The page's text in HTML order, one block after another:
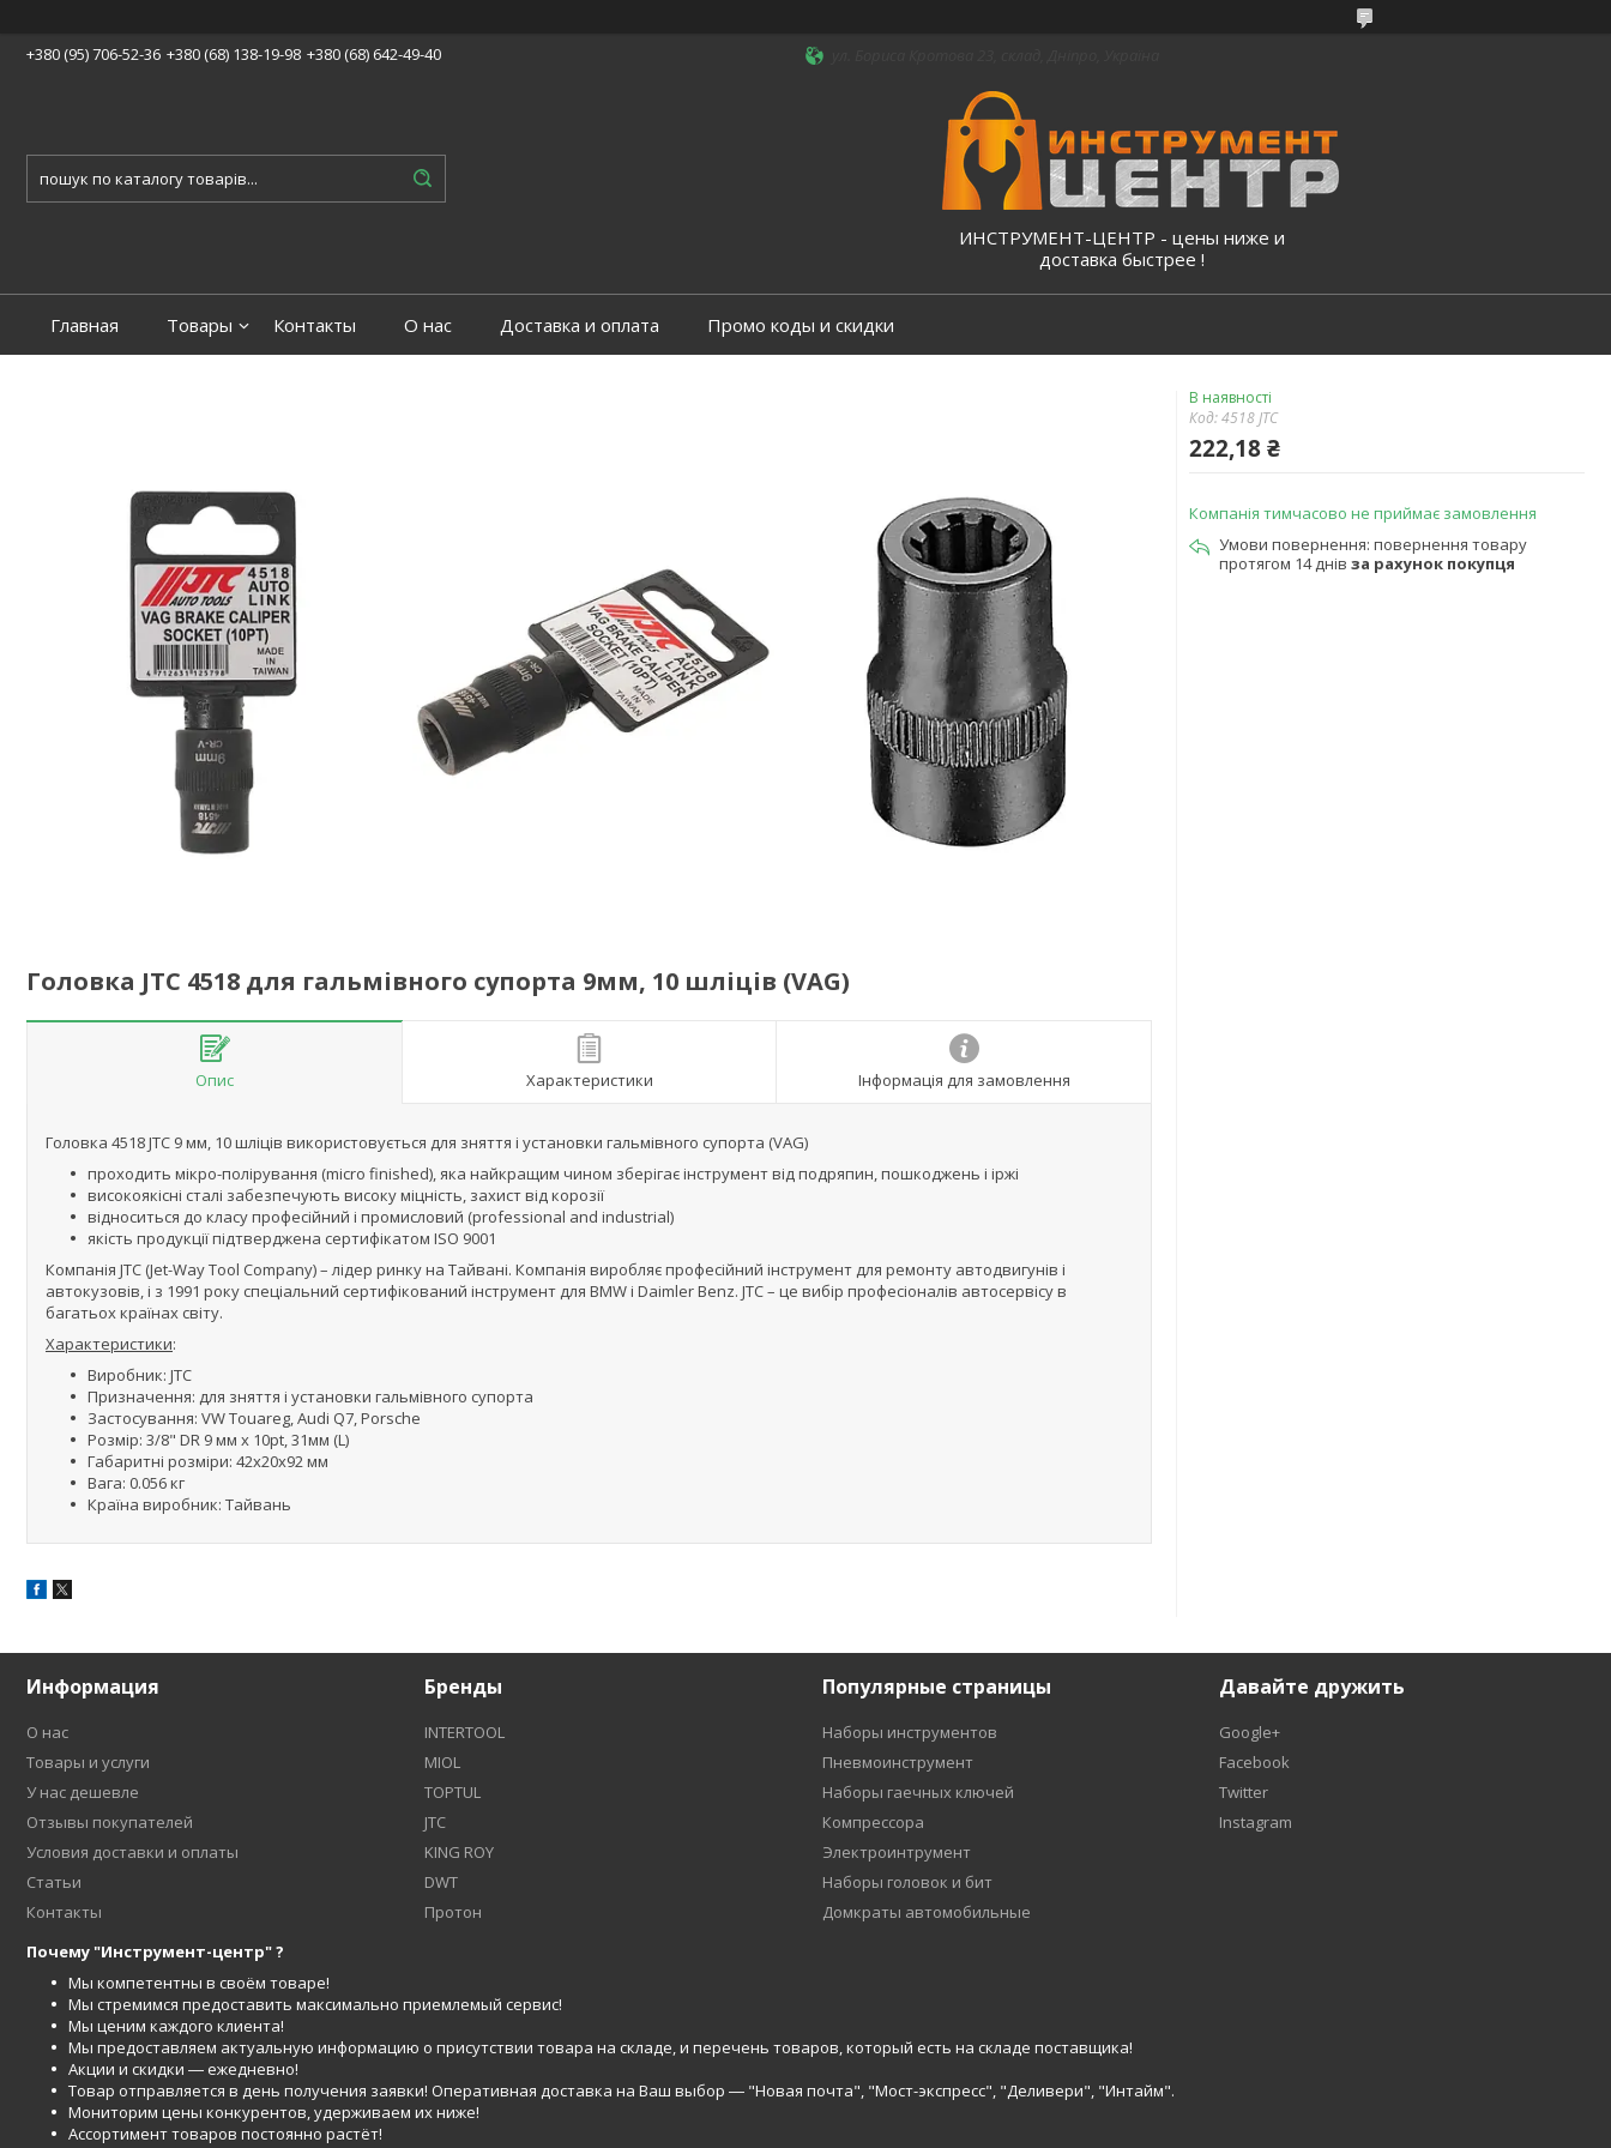
+380 (95) 706-52-36 +380 (68) 138-19-98 +380 (68) 642-49-40
ИНСТРУМЕНТ-ЦЕНТР - цены ниже и
доставка быстрее !
Главная Товары Контакты О нас Доставка и оплата Промо коды и скидки
Головка JTC 4518 для гальмівного супорта 9мм, 10 шліців (VAG)
Опис Характеристики Інформація для замовлення
Головка 4518 JTC 9 мм, 10 шліців використовується для зняття і установки гальмівного супорта (VAG)
проходить мікро-полірування (micro finished), яка найкращим чином зберігає інструмент від подряпин, пошкоджень і іржі
високоякісні сталі забезпечують високу міцність, захист від корозії
відноситься до класу професійний і промисловий (professional and industrial)
якість продукції підтверджена сертифікатом ISO 9001
Компанія JTC (Jet-Way Tool Company) – лідер ринку на Тайвані. Компанія виробляє професійний інструмент для ремонту автодвигунів і
автокузовів, і з 1991 року спеціальний сертифікований інструмент для BMW і Daimler Benz. JTC – це вибір професіоналів автосервісу в
багатьох країнах світу.
Характеристики:
Виробник: JTC
Призначення: для зняття і установки гальмівного супорта
Застосування: VW Touareg, Audi Q7, Porsche
Розмір: 3/8" DR 9 мм х 10pt, 31мм (L)
Габаритні розміри: 42x20x92 мм
Вага: 0.056 кг
Країна виробник: Тайвань
В наявності
Код:4518 JTC
222,18 ₴
Компанія тимчасово не приймає замовлення
повернення товару
протягом 14 днів за рахунок покупця
Информация
О нас
Товары и услуги
У нас дешевле
Отзывы покупателей
Условия доставки и оплаты
Статьи
Контакты
Бренды
INTERTOOL
MIOL
TOPTUL
JTC
KING ROY
DWT
Протон
Популярные страницы
Наборы инструментов
Пневмоинструмент
Наборы гаечных ключей
Компрессора
Электроинтрумент
Наборы головок и бит
Домкраты автомобильные
Давайте дружить
Google+
Facebook
Twitter
Instagram
Почему "Инструмент-центр" ?
Мы компетентны в своём товаре!
Мы стремимся предоставить максимально приемлемый сервис!
Мы ценим каждого клиента!
Мы предоставляем актуальную информацию о присутствии товара на складе, и перечень товаров, который есть на складе поставщика!
Акции и скидки ― ежедневно!
Товар отправляется в день получения заявки! Оперативная доставка на Ваш выбор ― "Новая почта", "Мост-экспресс", "Деливери", "Интайм".
Мониторим цены конкурентов, удерживаем их ниже!
Ассортимент товаров постоянно растёт!